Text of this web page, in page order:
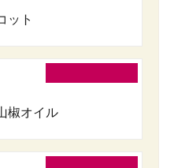
ット
椒オイル